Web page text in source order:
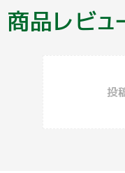
商品レビュ
投